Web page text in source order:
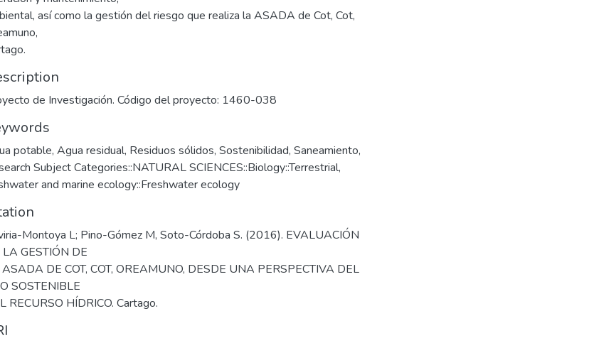
así como la gestión del riesgo que realiza la ASADA de Cot, Cot,
de Investigación. Código del proyecto: 1460-038
potable, Agua residual, Residuos sólidos, Sostenibilidad, Saneamiento,
Subject Categories::NATURAL SCIENCES::Biology::Terrestrial,
and marine ecology::Freshwater ecology
Montoya L; Pino-Gómez M, Soto-Córdoba S. (2016). EVALUACIÓN
LA GESTIÓN DE
DE COT, COT, OREAMUNO, DESDE UNA PERSPECTIVA DEL
SOSTENIBLE
RECURSO HÍDRICO. Cartago.